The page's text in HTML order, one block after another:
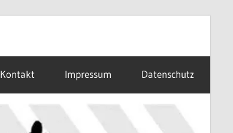
Kontakt Impressum Datenschutz